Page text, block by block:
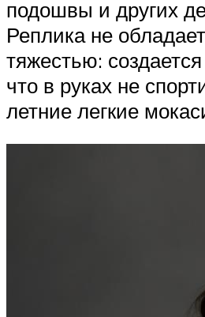
подошвы и других
Реплика не
тяжестью:
что в руках не
летние легкие